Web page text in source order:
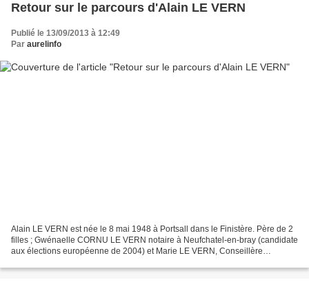
Retour sur le parcours d'Alain LE VERN
Publié le 13/09/2013 à 12:49
Par aurelinfo
Alain LE VERN est née le 8 mai 1948 à Portsall dans le Finistère. Père de 2
filles ; Gwénaelle CORNU LE VERN notaire à Neufchatel-en-bray (candidate
aux élections européenne de 2004) et Marie LE VERN, Conseillère